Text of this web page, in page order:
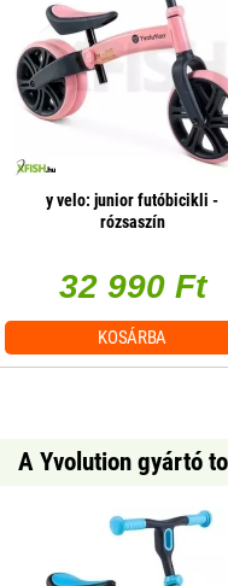
y velo: junior futóbicikli -
rózsaszín
32 990 Ft
KOSÁRBA
A Yvolution gyártó